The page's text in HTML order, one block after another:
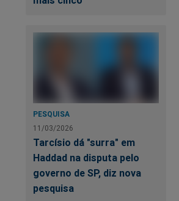
PESQUISA
11/03/2026
Tarcísio dá "surra" em
Haddad na disputa pelo
governo de SP, diz nova
pesquisa